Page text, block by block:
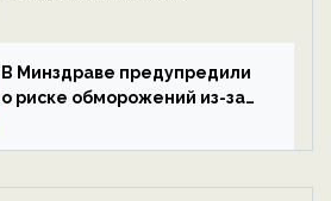
экологии на ECOportal
В Минздраве предупредили
о риске обморожений из-за
на ECOportal